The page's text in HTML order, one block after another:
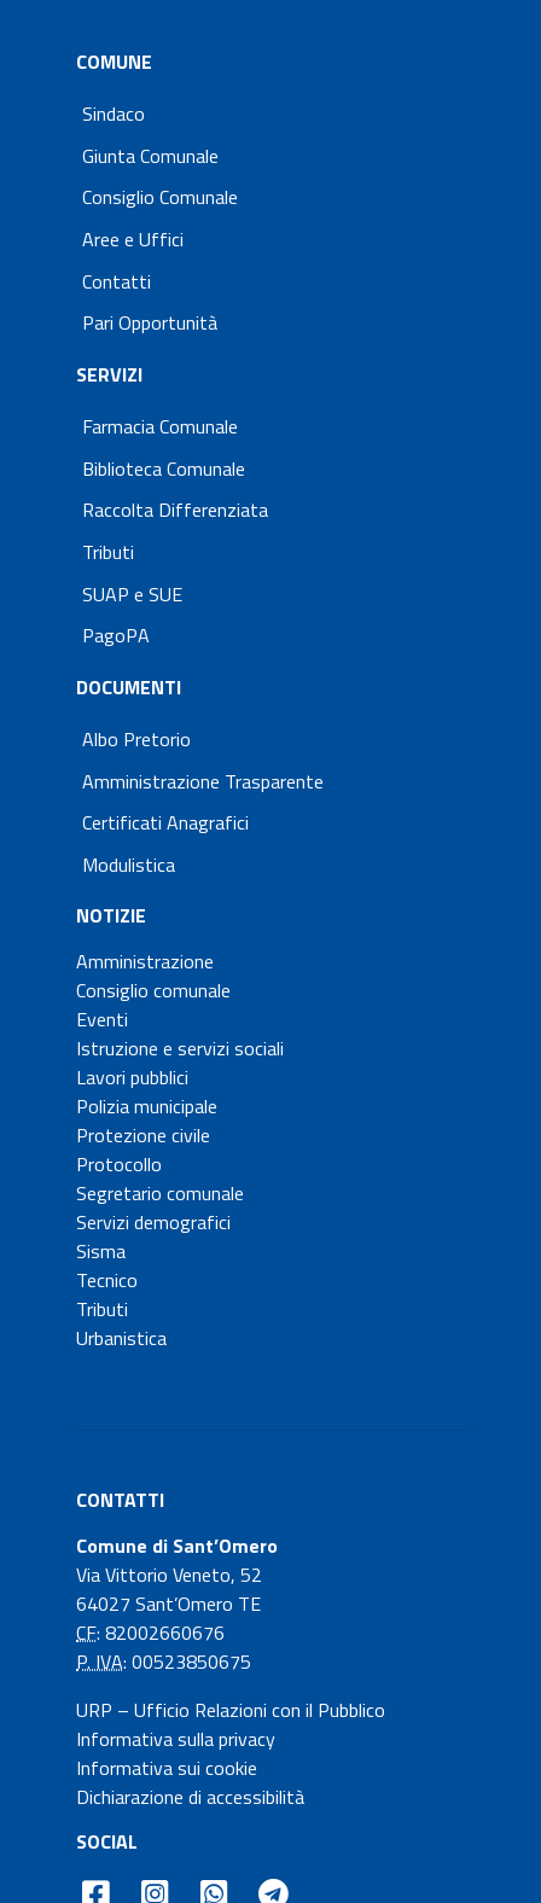
COMUNE
Sindaco
Giunta Comunale
Consiglio Comunale
Aree e Uffici
Contatti
Pari Opportunità
SERVIZI
Farmacia Comunale
Biblioteca Comunale
Raccolta Differenziata
Tributi
SUAP e SUE
PagoPA
DOCUMENTI
Albo Pretorio
Amministrazione Trasparente
Certificati Anagrafici
Modulistica
NOTIZIE
Amministrazione
Consiglio comunale
Eventi
Istruzione e servizi sociali
Lavori pubblici
Polizia municipale
Protezione civile
Protocollo
Segretario comunale
Servizi demografici
Sisma
Tecnico
Tributi
Urbanistica
CONTATTI
Comune di Sant’Omero
Via Vittorio Veneto, 52
64027 Sant’Omero TE
CF: 82002660676
P. IVA: 00523850675
URP – Ufficio Relazioni con il Pubblico
Informativa sulla privacy
Informativa sui cookie
Dichiarazione di accessibilità
SOCIAL